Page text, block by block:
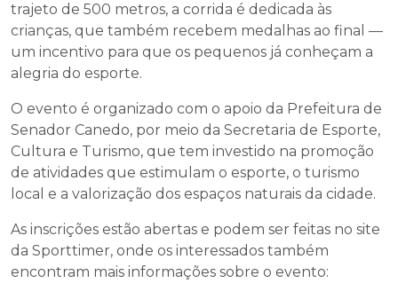
trajeto de 500 metros, a corrida é dedicada às
crianças, que também recebem medalhas ao final —
um incentivo para que os pequenos já conheçam a
alegria do esporte.
O evento é organizado com o apoio da Prefeitura de
Senador Canedo, por meio da Secretaria de Esporte,
Cultura e Turismo, que tem investido na promoção
de atividades que estimulam o esporte, o turismo
local e a valorização dos espaços naturais da cidade.
As inscrições estão abertas e podem ser feitas no site
da Sporttimer, onde os interessados também
encontram mais informações sobre o evento: